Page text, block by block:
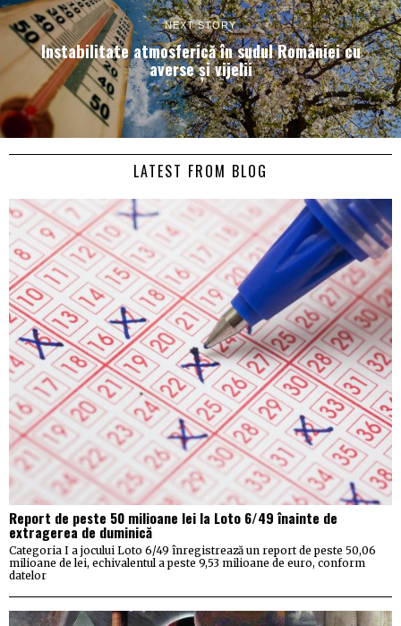
NEXT STORY
Instabilitate atmosferică în sudul României cu
averse și vijelii
LATEST FROM BLOG
Report de peste 50 milioane lei la Loto 6/49 înainte de
extragerea de duminică
Categoria I a jocului Loto 6/49 înregistrează un report de peste 50,06
milioane de lei, echivalentul a peste 9,53 milioane de euro, conform
datelor